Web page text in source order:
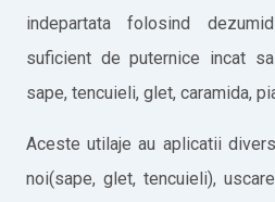
indepartata folosind
suficient de puternice incat
sape, tencuieli, glet, caramida,
Aceste utilaje au aplicatii
noi(sape, glet, tencuieli),